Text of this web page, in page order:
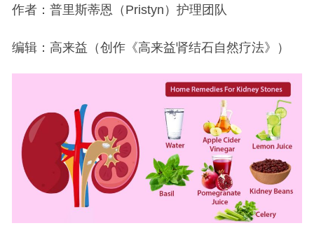
作者：普里斯蒂恩（Pristyn）护理团队
编辑：高来益（创作《高来益肾结石自然疗法》）